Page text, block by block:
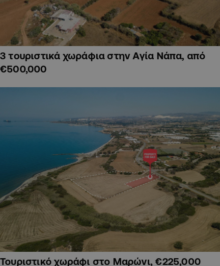
3 τουριστικά χωράφια στην Αγία Νάπα, από
€500,000
Τουριστικό χωράφι στο Μαρώνι, €225,000